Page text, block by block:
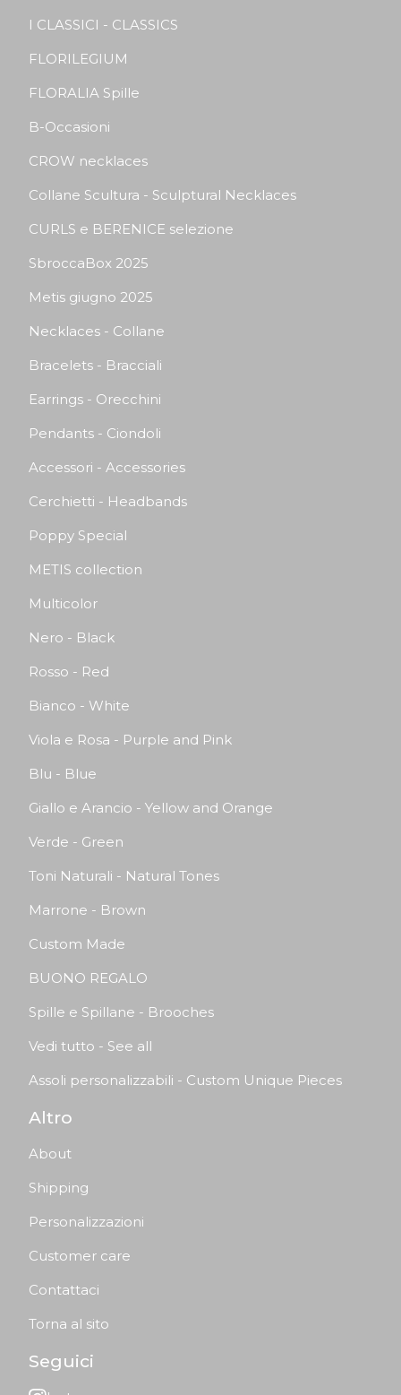
I CLASSICI - CLASSICS
FLORILEGIUM
FLORALIA Spille
B-Occasioni
CROW necklaces
Collane Scultura - Sculptural Necklaces
CURLS e BERENICE selezione
SbroccaBox 2025
Metis giugno 2025
Necklaces - Collane
Bracelets - Bracciali
Earrings - Orecchini
Pendants - Ciondoli
Accessori - Accessories
Cerchietti - Headbands
Poppy Special
METIS collection
Multicolor
Nero - Black
Rosso - Red
Bianco - White
Viola e Rosa - Purple and Pink
Blu - Blue
Giallo e Arancio - Yellow and Orange
Verde - Green
Toni Naturali - Natural Tones
Marrone - Brown
Custom Made
BUONO REGALO
Spille e Spillane - Brooches
Vedi tutto - See all
Assoli personalizzabili - Custom Unique Pieces
Altro
About
Shipping
Personalizzazioni
Customer care
Contattaci
Torna al sito
Seguici